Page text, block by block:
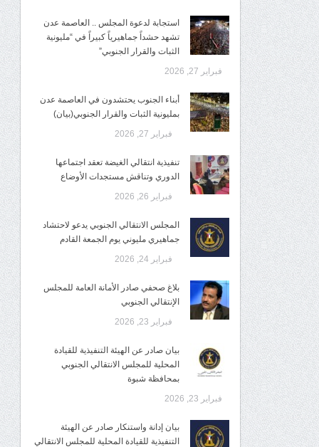
استجابة لدعوة المجلس .. العاصمة عدن
تشهد حشداً جماهيرياً كبيراً في “مليونية
الثبات والقرار الجنوبي”
فبراير 27, 2026
أبناء الجنوب يحتشدون في العاصمة عدن
بمليونية الثبات والقرار الجنوبي(بيان)
فبراير 27, 2026
تنفيذية انتقالي الغيضة تعقد اجتماعها
الدوري وتناقش مستجدات الأوضاع
فبراير 26, 2026
المجلس الانتقالي الجنوبي يدعو لاحتشاد
جماهيري مليوني يوم الجمعة القادم
فبراير 24, 2026
بلاغ صحفي صادر الأمانة العامة للمجلس
الإنتقالي الجنوبي
فبراير 23, 2026
بيان صادر عن الهيئة التنفيذية للقيادة
المحلية للمجلس الانتقالي الجنوبي
بمحافظة شبوة
فبراير 23, 2026
بيان إدانة واستنكار صادر عن الهيئة
التنفيذية للقيادة المحلية للمجلس الانتقالي